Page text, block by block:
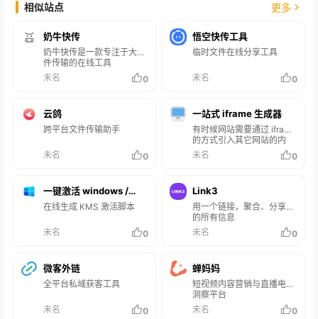
相似站点 更多
奶牛快传
奶牛快传是一款专注于大文
件传输的在线工具
未名
0
悟空快传工具
临时文件在线分享工具
未名 0
云鸽
跨平台文件传输助手
未名 0
一站式 iframe 生成器
有时候网站需要通过 iframe
的方式引入其它网站的内
容，通常手动调整引用的
iframe 窗口大小比较麻烦。
完美的嵌入式内容。 支持多
设备预览、企业级安全控
制、完整样式定制、配置管
理等专业功能，从基础样式
到高级安全设置，一站式解
未名 0
一键激活 windows /
office
在线生成 KMS 激活脚本
未名 0
Link3
用一个链接，聚合、分享你
的所有信息
未名
0
微客外链
全平台私域获客工具
未名 0
蝉妈妈
短视频内容营销与直播电商
洞察平台
未名
0